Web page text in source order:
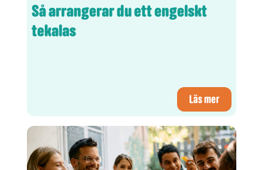
Så arrangerar du ett engelskt
tekalas
Läs mer